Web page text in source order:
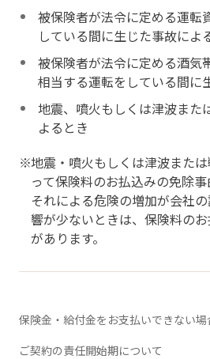
被保険者が法令に定める運転
している間に生じた事故によ
被保険者が法令に定める酒気
相当する運転をしている間に
地震、噴火もしくは津波また
よるとき
地震・噴火もしくは津波また
って保険料のお払込みの免除事
それによる危険の増加が会社
響が少ないときは、保険料の
があります。
保険金・給付金をお支払いできない場
ご契約の責任開始期について